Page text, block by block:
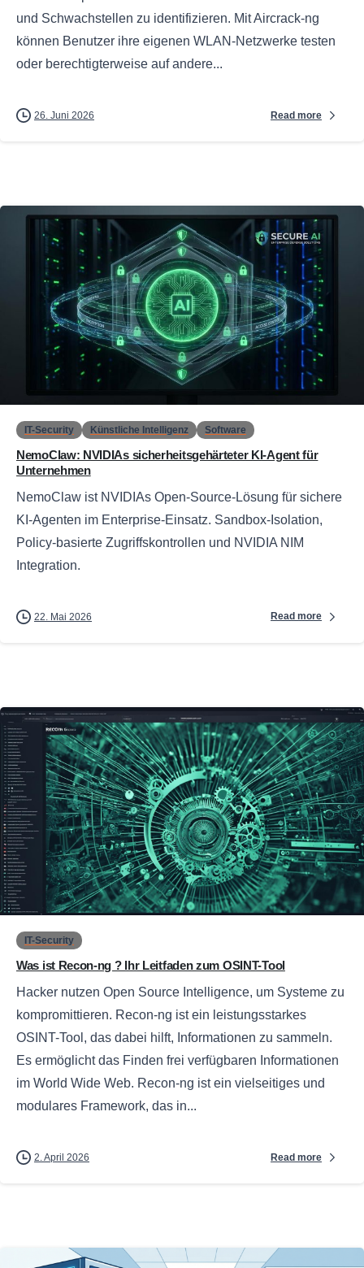
und Schwachstellen zu identifizieren. Mit Aircrack-ng
können Benutzer ihre eigenen WLAN-Netzwerke testen
oder berechtigterweise auf andere...
26. Juni 2026 Read more
IT-Security Künstliche Intelligenz Software
NemoClaw: NVIDIAs sicherheitsgehärteter KI-Agent für
Unternehmen
NemoClaw ist NVIDIAs Open-Source-Lösung für sichere
KI-Agenten im Enterprise-Einsatz. Sandbox-Isolation,
Policy-basierte Zugriffskontrollen und NVIDIA NIM
Integration.
22. Mai 2026 Read more
0
IT-Security
Was ist Recon-ng ? Ihr Leitfaden zum OSINT-Tool
Hacker nutzen Open Source Intelligence, um Systeme zu
kompromittieren. Recon-ng ist ein leistungsstarkes
OSINT-Tool, das dabei hilft, Informationen zu sammeln.
Es ermöglicht das Finden frei verfügbaren Informationen
im World Wide Web. Recon-ng ist ein vielseitiges und
modulares Framework, das in...
2. April 2026 Read more